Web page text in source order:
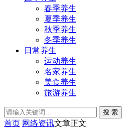
春季养生
夏季养生
秋季养生
冬季养生
日常养生
运动养生
名家养生
美食养生
旅游养生
搜 索
首页 网络资讯文章正文